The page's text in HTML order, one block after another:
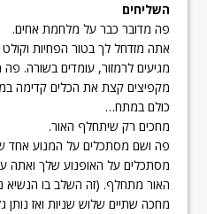
השליחים
פה מדובר כבר על מלחמת אחים.
מגיעים לרמזור, עומדים בשורה.
מקפיצים קצת את הכלים קדימה
כולם במתח…
מחכים רק שיתחלף האור.
פה ושם מסתכלים על המנוע אחד
מסתכלים על האופנוע שלך ואתה
האור מתחלף. (זה השלב בו הנשיא
מחכה שתיים שלוש שניות ואז נותן